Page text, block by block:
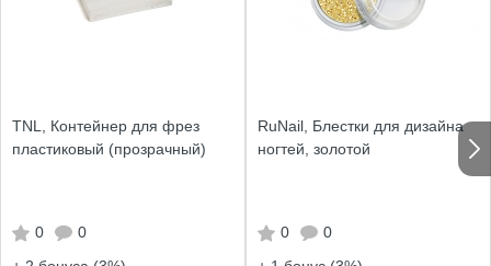
TNL, Контейнер для фрез
пластиковый (прозрачный)
0
0
RuNail, Блестки для дизайна
ногтей, золотой
0
0